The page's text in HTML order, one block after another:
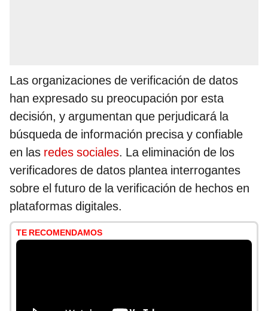
Las organizaciones de verificación de datos
han expresado su preocupación por esta
decisión, y argumentan que perjudicará la
búsqueda de información precisa y confiable
en las redes sociales. La eliminación de los
verificadores de datos plantea interrogantes
sobre el futuro de la verificación de hechos en
plataformas digitales.
TE RECOMENDAMOS